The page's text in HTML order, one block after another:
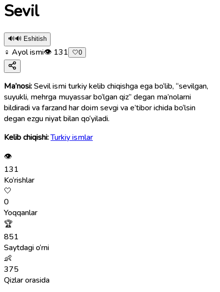
Sevil
🔊🔊 Eshitish
♀ Ayol ismi👁 131 🤍0
Ma’nosi:Sevil ismi turkiy kelib chiqishga ega bo‘lib, “sevilgan,
suyukli, mehrga muyassar bo‘lgan qiz” degan ma’nolarni
bildiradi va farzand har doim sevgi va e’tibor ichida bo‘lsin
degan ezgu niyat bilan qo‘yiladi.
Kelib chiqishi:Turkiy ismlar
👁
131
Ko‘rishlar
🤍
0
Yoqqanlar
🏆
851
Saytdagi o‘rni
👶
375
Qizlar orasida